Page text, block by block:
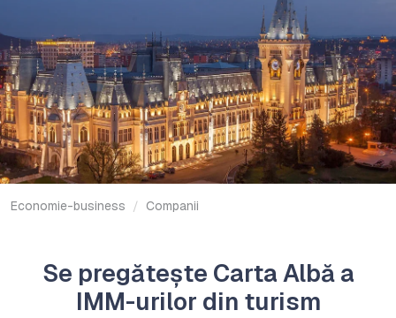
Economie-business Companii
Se pregătește Carta Albă a
IMM-urilor din turism